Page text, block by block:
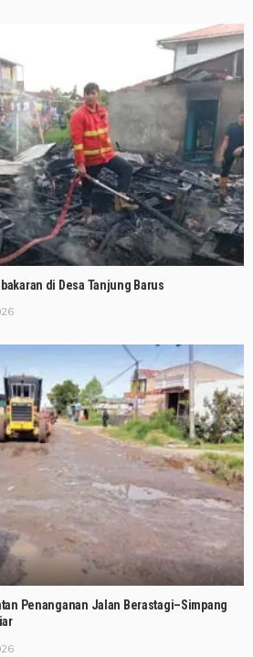
di Desa Tanjung Barus
Penanganan Jalan Berastagi–Simpang